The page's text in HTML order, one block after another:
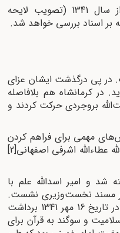
در این مقاله، نقش کرمانشاه در نهضت اسلامی به رهبری امام خمینی از سال 1341 (تصویب لایحه
در دهم فروردین‌ماه سال 1340ش درگذشت. در پی درگذشت ایشان عزای
در کرمانشاه هم بلافاصله
بروجردی حرکت کردند و
مهمی برای فراهم کردن
عطاءالله اشرفی اصفهانی[2]
شد و امیر اسدالله علم با
اجرای برنامه‌های طراحی‌شده‌ امریکا از 30 تیر 1341 تا 17 اسفند 1342 بر مسند نخست‌وزیری نشست.
او نخستین گام را با تصویب لایحه‌ انجمن‌های ایالتی و ولایتی در هیئت دولت در تاریخ 16 مهر 1341 برداشت
و سوگند به قرآن برای